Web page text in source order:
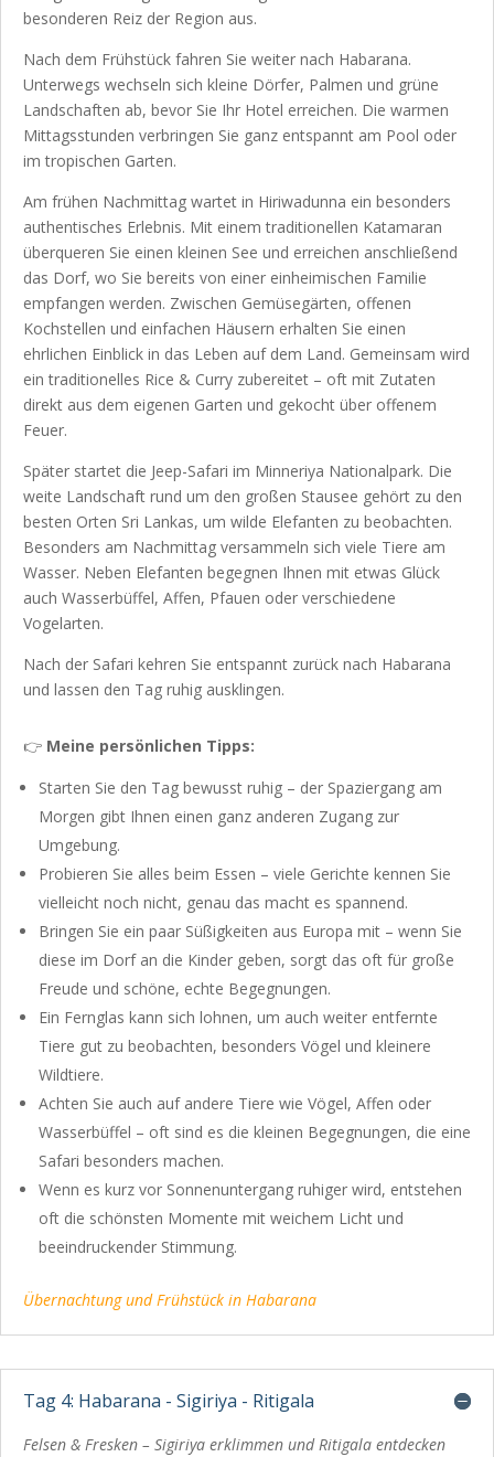
besonderen Reiz der Region aus.
Nach dem Frühstück fahren Sie weiter nach Habarana.
Unterwegs wechseln sich kleine Dörfer, Palmen und grüne
Landschaften ab, bevor Sie Ihr Hotel erreichen. Die warmen
Mittagsstunden verbringen Sie ganz entspannt am Pool oder
im tropischen Garten.
Am frühen Nachmittag wartet in Hiriwadunna ein besonders
authentisches Erlebnis. Mit einem traditionellen Katamaran
überqueren Sie einen kleinen See und erreichen anschließend
das Dorf, wo Sie bereits von einer einheimischen Familie
empfangen werden. Zwischen Gemüsegärten, offenen
Kochstellen und einfachen Häusern erhalten Sie einen
ehrlichen Einblick in das Leben auf dem Land. Gemeinsam wird
ein traditionelles Rice & Curry zubereitet – oft mit Zutaten
direkt aus dem eigenen Garten und gekocht über offenem
Feuer.
Später startet die Jeep-Safari im Minneriya Nationalpark. Die
weite Landschaft rund um den großen Stausee gehört zu den
besten Orten Sri Lankas, um wilde Elefanten zu beobachten.
Besonders am Nachmittag versammeln sich viele Tiere am
Wasser. Neben Elefanten begegnen Ihnen mit etwas Glück
auch Wasserbüffel, Affen, Pfauen oder verschiedene
Vogelarten.
Nach der Safari kehren Sie entspannt zurück nach Habarana
und lassen den Tag ruhig ausklingen.
👉 Meine persönlichen Tipps:
Starten Sie den Tag bewusst ruhig – der Spaziergang am
Morgen gibt Ihnen einen ganz anderen Zugang zur
Umgebung.
Probieren Sie alles beim Essen – viele Gerichte kennen Sie
vielleicht noch nicht, genau das macht es spannend.
Bringen Sie ein paar Süßigkeiten aus Europa mit – wenn Sie
diese im Dorf an die Kinder geben, sorgt das oft für große
Freude und schöne, echte Begegnungen.
Ein Fernglas kann sich lohnen, um auch weiter entfernte
Tiere gut zu beobachten, besonders Vögel und kleinere
Wildtiere.
Achten Sie auch auf andere Tiere wie Vögel, Affen oder
Wasserbüffel – oft sind es die kleinen Begegnungen, die eine
Safari besonders machen.
Wenn es kurz vor Sonnenuntergang ruhiger wird, entstehen
oft die schönsten Momente mit weichem Licht und
beeindruckender Stimmung.
Übernachtung und Frühstück in Habarana
Tag 4: Habarana - Sigiriya - Ritigala
Felsen & Fresken – Sigiriya erklimmen und Ritigala entdecken